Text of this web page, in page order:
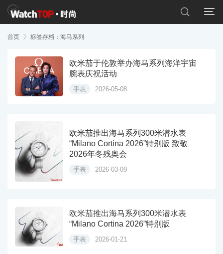


首页  标签存档：海马系列
欧米茄于伦敦举办海马系列海洋宇宙
腕表庆祝活动
手表 2026-05-08
欧米茄推出海马系列300米潜水表
“Milano Cortina 2026”特别版 致敬
2026年冬残奥会
手表 2026-03-09
欧米茄推出海马系列300米潜水表
“Milano Cortina 2026”特别版
手表 2026-01-21